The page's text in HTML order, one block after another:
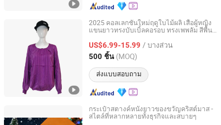
2025 คอลเลกชันใหม่ฤดูใบไม้ผลิ เสื้อผู้หญิง
แขนยาวทรงบับเบิ้ลคอรอบ ทรงเพพลัม สีพื้น
สบาย
US$6.99-15.99 / บางส่วน
500 ชิ้น (MOQ)
ส่งแบบสอบถาม
XIAMEN NEWYX IMP&EXP CO.,LTD
Fujian, China อัตราจาก 2025
กระเป๋าสตางค์หนังยาวของขวัญคริสต์มาส -
สไตล์ที่หลากหลายทั้งธุรกิจและสบายๆ
Shenzhen Chenxi Lingdong Technology Co., Ltd.